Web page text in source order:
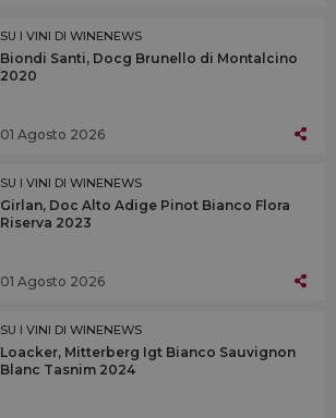
SU I VINI DI WINENEWS
Biondi Santi, Docg Brunello di Montalcino
2020
01 Agosto 2026
SU I VINI DI WINENEWS
Girlan, Doc Alto Adige Pinot Bianco Flora
Riserva 2023
01 Agosto 2026
SU I VINI DI WINENEWS
Loacker, Mitterberg Igt Bianco Sauvignon
Blanc Tasnim 2024